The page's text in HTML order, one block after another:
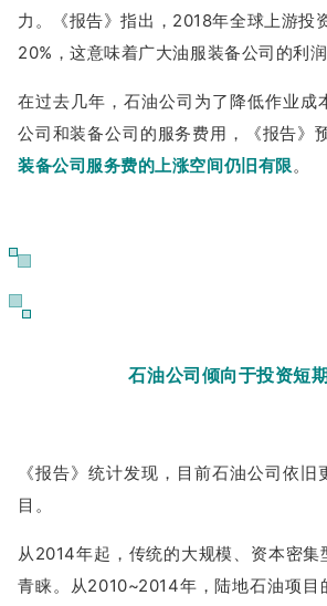
力。《报告》指出，2018年全球上游投
20%，这意味着广大油服装备公司的利润
在过去几年，石油公司为了降低作业成
公司和装备公司的服务费用，《报告》
装备公司服务费的上涨空间仍旧有限。
石油公司倾向于投资短
《报告》统计发现，目前石油公司依旧
目。
从2014年起，传统的大规模、资本密集
青睐。从2010~2014年，陆地石油项目